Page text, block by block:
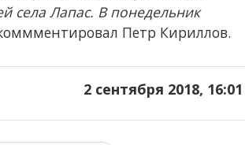
села Лапас. В понедельник
Петр Кириллов.
2 сентября 2018, 16:01